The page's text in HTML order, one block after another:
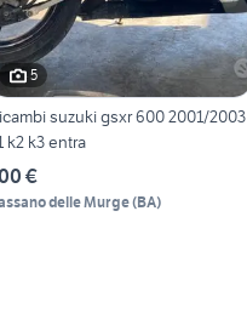
5
suzuki gsxr 600 2001/2003
k2 k3 entra
€
delle Murge(BA)